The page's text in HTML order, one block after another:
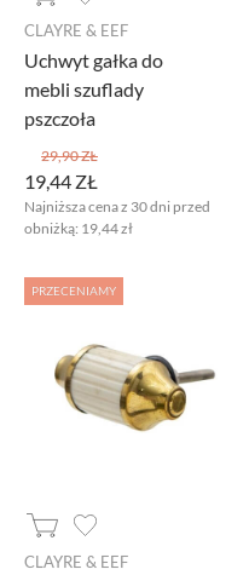
PROMOCJA
MARKI
CLAYRE & EEF
Uchwyt gałka do
mebli szuflady
pszczoła
19,44 ZŁ
29,90 ZŁ
Najniższa cena z 30 dni przed
obniżką: 19,44 zł
PRZECENIAMY
CLAYRE & EEF